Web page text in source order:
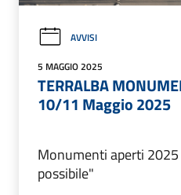
AVVISI
5 MAGGIO 2025
TERRALBA
10/11 Maggio 2025
Monumenti aperti
possibile"